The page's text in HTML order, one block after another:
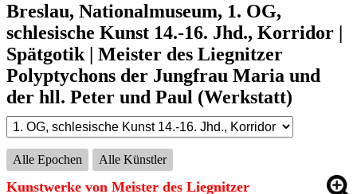
Breslau, Nationalmuseum, 1. OG,
schlesische Kunst 14.-16. Jhd., Korridor |
Spätgotik | Meister des Liegnitzer
Polyptychons der Jungfrau Maria und
der hll. Peter und Paul (Werkstatt)
Alle Epochen Alle Künstler
Kunstwerke von Meister des Liegnitzer